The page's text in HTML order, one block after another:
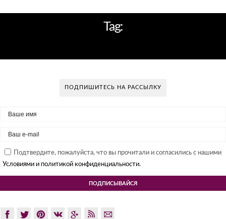
Tag:
ПОДПИШИТЕСЬ НА РАССЫЛКУ
Подтвердите, пожалуйста, что вы прочитали и согласились с нашими
Условиями и политикой конфиденциальности.